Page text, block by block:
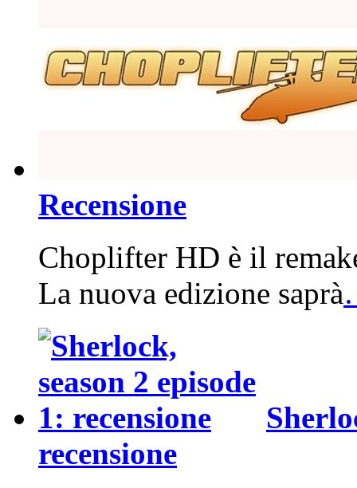
Recensione
Choplifter HD è il
La nuova edizione saprà
recensione